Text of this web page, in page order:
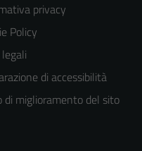
privacy
Policy
di accessibilità
di miglioramento del sito